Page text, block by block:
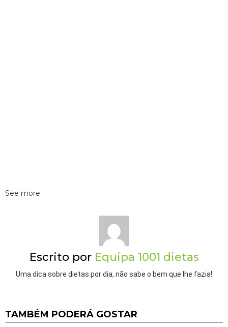
See more
Escrito por Equipa 1001 dietas
Uma dica sobre dietas por dia, não sabe o bem que lhe fazia!
TAMBÉM PODERÁ GOSTAR